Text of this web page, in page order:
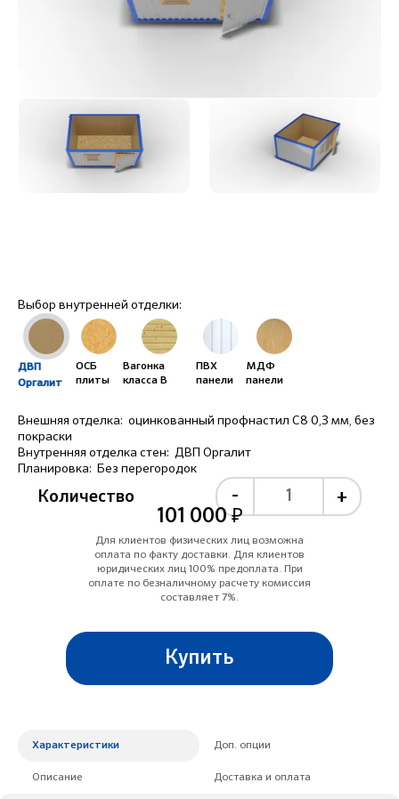
Выбор внутренней отделки:
ДВП
Оргалит
ОСБ
плиты
Вагонка
класса B
ПВХ
панели
МДФ
панели
Внешняя отделка: оцинкованный профнастил С8 0,3 мм, без
покраски
Внутренняя отделка стен: ДВП Оргалит
Планировка:
Без перегородок
101 000 ₽
Для клиентов физических лиц возможна
оплата по факту доставки. Для клиентов
юридических лиц 100% предоплата. При
оплате по безналичному расчету комиссия
составляет 7%.
- +
Количество
Характеристики Доп. опции
Описание Доставка и оплата